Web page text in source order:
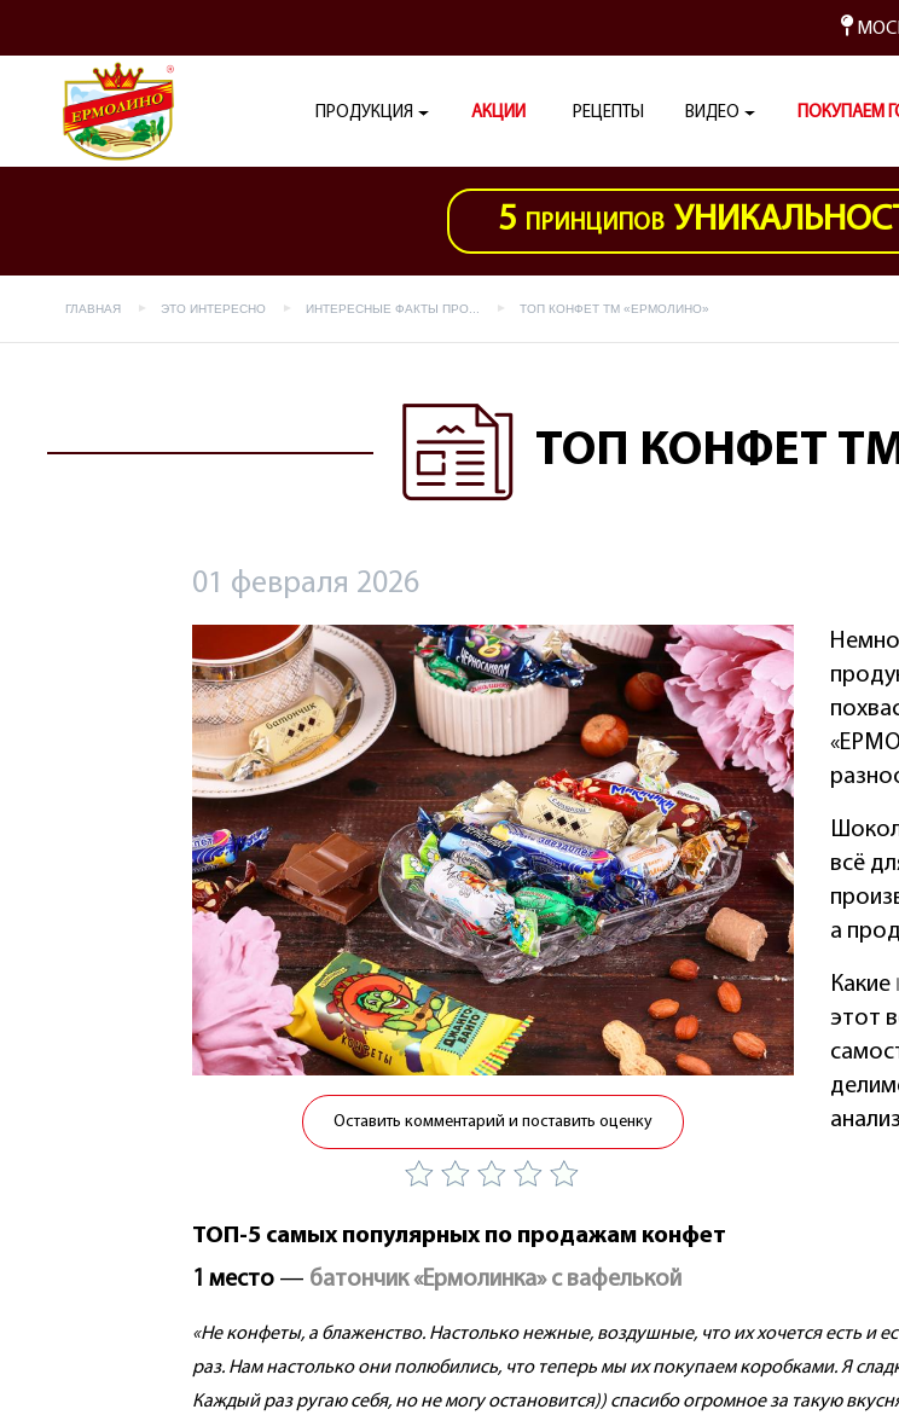
ПРОДУКЦИЯ АКЦИИ РЕЦЕПТЫ ВИДЕО ПОКУПАЕМ
5 ПРИНЦИПОВ
ГЛАВНАЯ ЭТО ИНТЕРЕСНО ИНТЕРЕСНЫЕ ФАКТЫ ПРО... ТОП КОНФЕТ ТМ «ЕРМОЛИНО»
ТОП КОНФЕТ
01 февраля 2026
Оставить комментарий и поставить оценку
всё
а
Какие
этот
ТОП-5 самых популярных по продажам конфет
1 место — батончик «Ермолинка» с вафелькой
«Не конфеты, а блаженство. Настолько нежные, воздушные, что их хочется есть и
раз. Нам настолько они полюбились, что теперь мы их покупаем коробками. Я
Каждый раз ругаю себя, но не могу остановится)) спасибо огромное за такую